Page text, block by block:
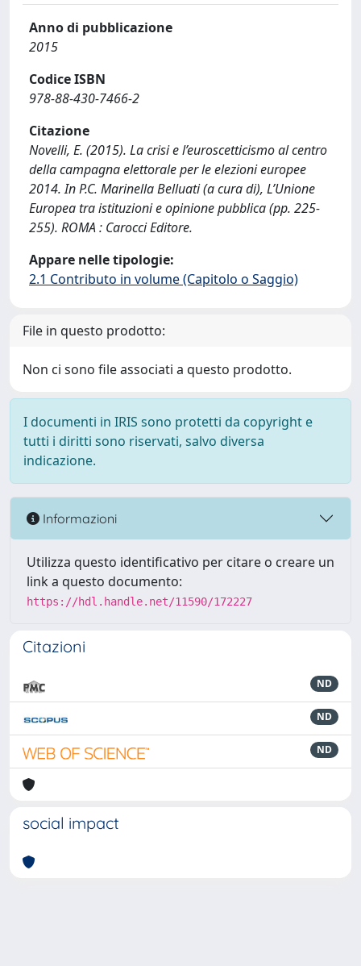
Anno di pubblicazione
2015
Codice ISBN
978-88-430-7466-2
Citazione
Novelli, E. (2015). La crisi e l’euroscetticismo al centro
della campagna elettorale per le elezioni europee
2014. In P.C. Marinella Belluati (a cura di), L’Unione
Europea tra istituzioni e opinione pubblica (pp. 225-
255). ROMA : Carocci Editore.
Appare nelle tipologie:
2.1 Contributo in volume (Capitolo o Saggio)
File in questo prodotto:
Non ci sono file associati a questo prodotto.
I documenti in IRIS sono protetti da copyright e
tutti i diritti sono riservati, salvo diversa
indicazione.
Informazioni
Utilizza questo identificativo per citare o creare un
link a questo documento:
https://hdl.handle.net/11590/172227
Citazioni
ND
ND
ND
social impact